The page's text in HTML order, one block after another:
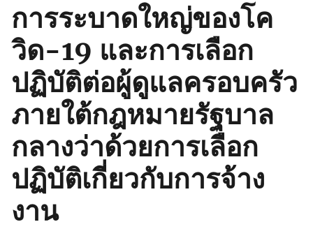
การระบาดใหญ่ของโค
วิด-19 และการเลือก
ปฏิบัติต่อผู้ดูแลครอบครัว
ภายใต้กฎหมายรัฐบาล
กลางว่าด้วยการเลือก
ปฏิบัติเกี่ยวกับการจ้าง
งาน